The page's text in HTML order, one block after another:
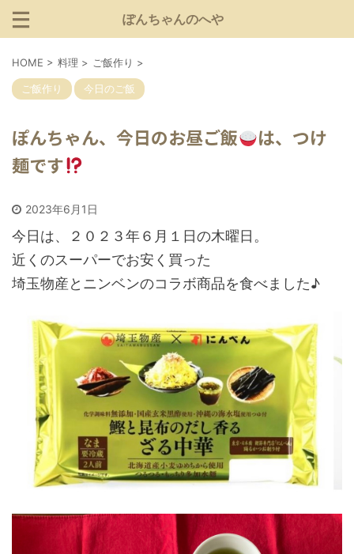
ぽんちゃんのへや
HOME > 料理 > ご飯作り >
ご飯作り 今日のご飯
ぽんちゃん、今日のお昼ご飯
は、つけ
麺です
2023年6月1日
今日は、２０２３年６月１日の木曜日。
近くのスーパーでお安く買った
埼玉物産とニンベンのコラボ商品を食べました♪